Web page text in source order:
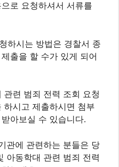
로 요청하셔서 서류를
하시는 방법은 경찰서 종
출을 할 수가 있게 되어
련 범죄 전력 조회 요청
하시고 제출하시면 첨부
아보실 수 있습니다.
관에 관련하는 분들은 당
아동학대 관련 범죄 전력